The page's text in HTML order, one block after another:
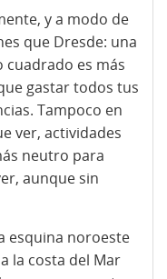
y a modo de
que Dresde: una
cuadrado es más
gastar todos tus
Tampoco en
ver, actividades
neutro para
aunque sin
esquina noroeste
la costa del Mar